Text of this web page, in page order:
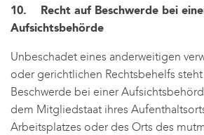
10. Recht auf Beschwerde bei
Aufsichtsbehörde
Unbeschadet eines anderweitigen
oder gerichtlichen Rechtsbehelfs
Beschwerde bei einer
dem Mitgliedstaat ihres
Arbeitsplatzes oder des Orts des